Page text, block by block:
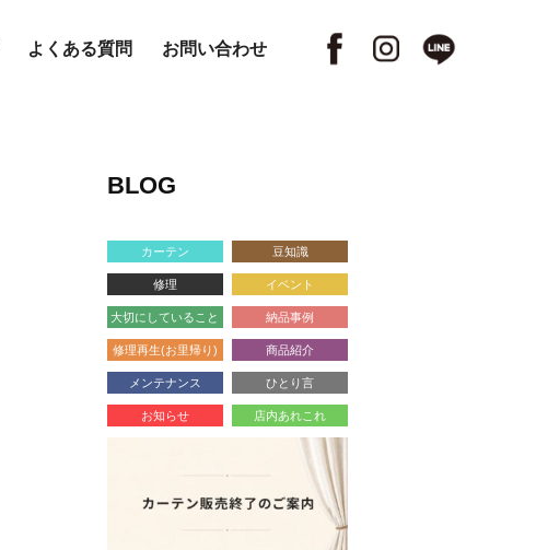
よくある質問 お問い合わせ
BLOG
カーテン 豆知識
修理 イベント
大切にしていること 納品事例
修理再生(お里帰り) 商品紹介
メンテナンス ひとり言
お知らせ 店内あれこれ